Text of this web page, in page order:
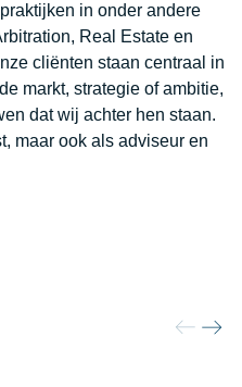
in onder andere
Real Estate en
cliënten staan centraal in
markt, strategie of ambitie,
dat wij achter hen staan.
maar ook als adviseur en